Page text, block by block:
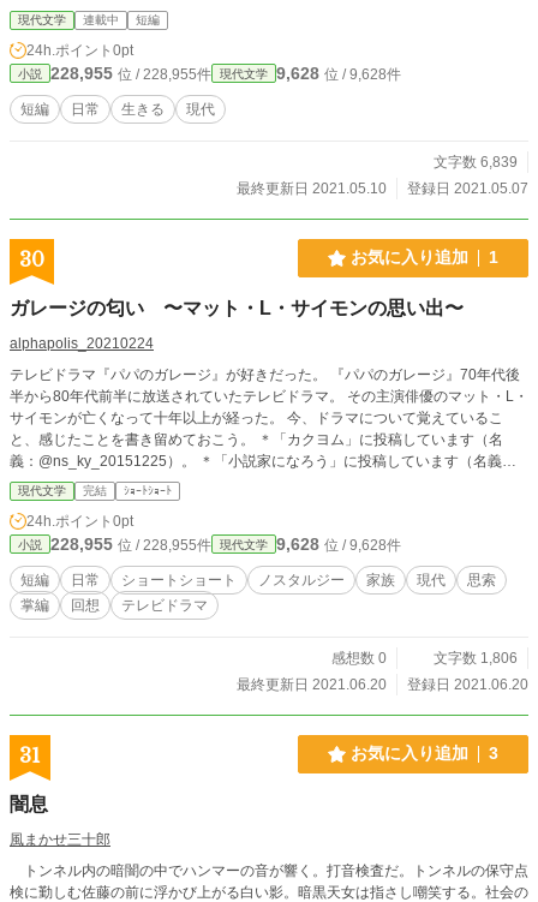
に月詠は毒親意識があり イライラして成仏する事をしなかった そして幽霊とな
った月詠は 葬式に来ていた友人を見て回っていた
現代文学 連載中 短編
24h.ポイント 0pt
小説 228,955 位 / 228,955件 現代文学 9,628 位 / 9,628件
短編 日常 生きる 現代
文字数 6,839
最終更新日 2021.05.10
登録日 2021.05.07
30 お気に入り追加 1
ガレージの匂い 〜マット・L・サイモンの思い出〜
alphapolis_20210224
テレビドラマ『パパのガレージ』が好きだった。 『パパのガレージ』70年代後
半から80年代前半に放送されていたテレビドラマ。 その主演俳優のマット・L・
サイモンが亡くなって十年以上が経った。 今、ドラマについて覚えているこ
と、感じたことを書き留めておこう。 ＊「カクヨム」に投稿しています（名
義：@ns_ky_20151225）。 ＊「小説家になろう」に投稿しています（名義：n
aro_naro）。 ＊「エブリスタ」に投稿しています（名義：estar_20210224）。
＊「ノベルアップ＋」に投稿しています（名義：novelup20210528）。
現代文学 完結 ｼｮｰﾄｼｮｰﾄ
24h.ポイント 0pt
小説 228,955 位 / 228,955件 現代文学 9,628 位 / 9,628件
短編 日常 ショートショート ノスタルジー 家族 現代
思索
掌編
回想 テレビドラマ
感想数 0
文字数 1,806
最終更新日 2021.06.20
登録日 2021.06.20
31 お気に入り追加 3
闇息
風まかせ三十郎
トンネル内の暗闇の中でハンマーの音が響く。打音検査だ。トンネルの保守点
検に勤しむ佐藤の前に浮かび上がる白い影。暗黒天女は指さし嘲笑する。社会の